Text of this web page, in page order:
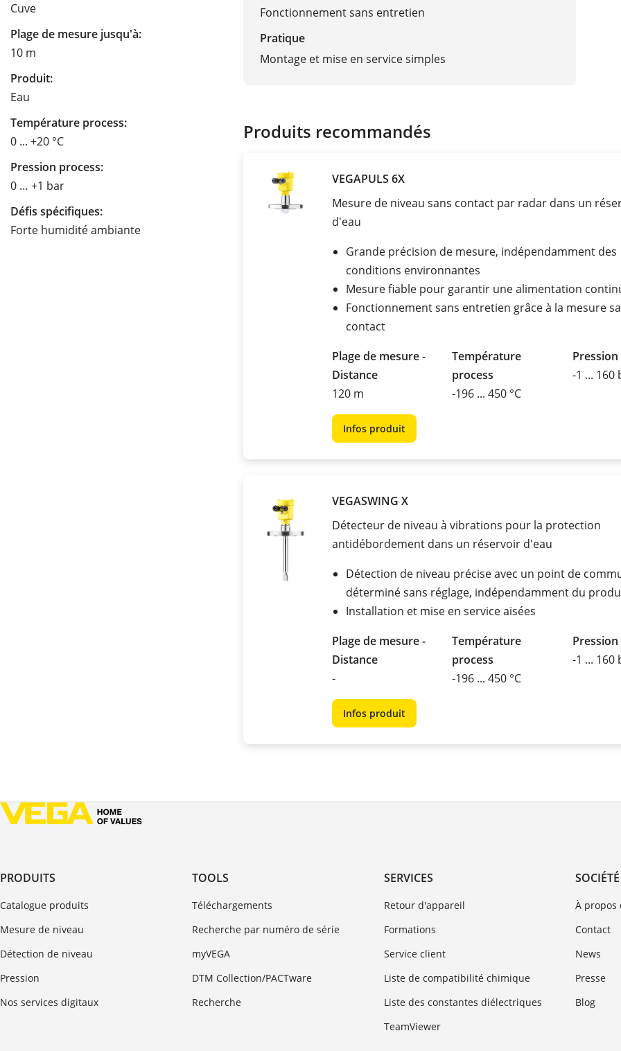
Cuve
Plage de mesure jusqu'à:
10 m
Produit:
Eau
Température process:
0 ... +20 °C
Pression process:
0 … +1 bar
Défis spécifiques:
Forte humidité ambiante
Fonctionnement sans entretien
Pratique
Montage et mise en service simples
Produits recommandés
VEGAPULS 6X
Mesure de niveau sans contact par radar dans un
d'eau
Grande précision de mesure, indépendamment des
conditions environnantes
Mesure fiable pour garantir une alimentation
Fonctionnement sans entretien grâce à la mesure
contact
Plage de mesure -
Distance
120 m
Température
process
-196 ... 450 °C
-1 ... 160
Infos produit
VEGASWING X
Détecteur de niveau à vibrations pour la protection
antidébordement dans un réservoir d'eau
Détection de niveau précise avec un point de
déterminé sans réglage, indépendamment du
Installation et mise en service aisées
Plage de mesure -
Distance
-
Température
process
-196 ... 450 °C
-1 ... 160
Infos produit
PRODUITS
Catalogue produits
Mesure de niveau
Détection de niveau
Pression
Nos services digitaux
TOOLS
Téléchargements
Recherche par numéro de série
myVEGA
DTM Collection/PACTware
Recherche
SERVICES
Retour d'appareil
Formations
Service client
Liste de compatibilité chimique
Liste des constantes diélectriques
TeamViewer
SOCIÉTÉ
À propos
Contact
News
Presse
Blog